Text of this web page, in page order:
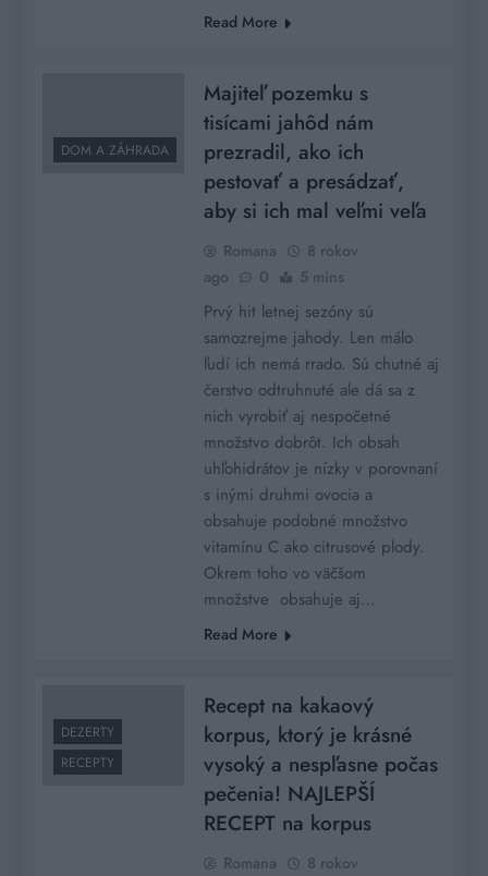
Read More
DOM A ZÁHRADA
Majiteľ pozemku s
tisícami jahôd nám
prezradil, ako ich
pestovať a presádzať,
aby si ich mal veľmi veľa
Romana
8 rokov
ago
0 5 mins
Prvý hit letnej sezóny sú
samozrejme jahody. Len málo
ľudí ich nemá rrado. Sú chutné aj
čerstvo odtruhnuté ale dá sa z
nich vyrobiť aj nespočetné
množstvo dobrôt. Ich obsah
uhľohidrátov je nízky v porovnaní
s inými druhmi ovocia a
obsahuje podobné množstvo
vitamínu C ako citrusové plody.
Okrem toho vo väčšom
množstve obsahuje aj…
Read More
DEZERTY
RECEPTY
Recept na kakaový
korpus, ktorý je krásné
vysoký a nespľasne počas
pečenia! NAJLEPŠÍ
RECEPT na korpus
Romana
8 rokov